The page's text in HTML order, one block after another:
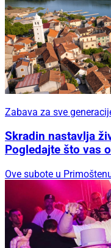
Zabava za sve
Skradin nastavlja
Pogledajte što vas
Ove subote u